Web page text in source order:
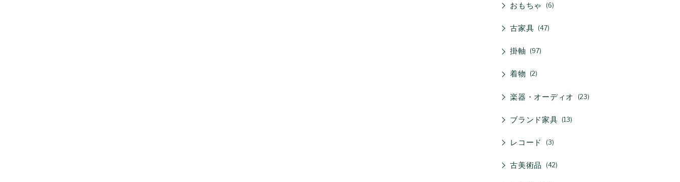
おもちゃ 6
古家具 47
掛軸 97
着物 2
楽器・オーディオ 23
ブランド家具 13
レコード 3
古美術品 42